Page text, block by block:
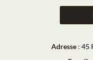
Adresse: 45